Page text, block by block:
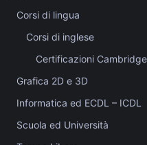
Corsi di lingua
Corsi di inglese
Certificazioni Cambridge
Grafica 2D e 3D
Informatica ed ECDL – ICDL
Scuola ed Università